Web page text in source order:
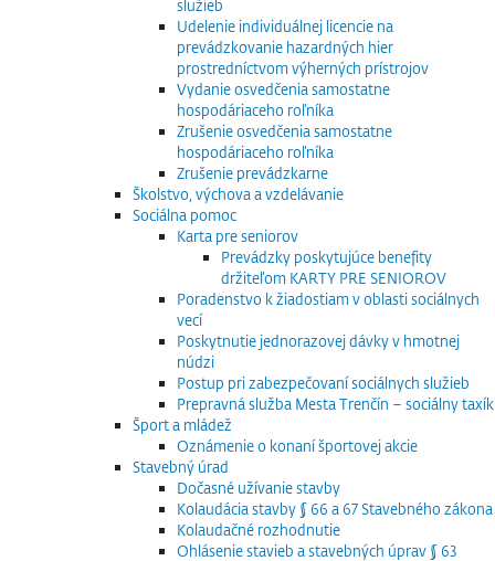
služieb
Udelenie individuálnej licencie na
prevádzkovanie hazardných hier
prostredníctvom výherných prístrojov
Vydanie osvedčenia samostatne
hospodáriaceho roľníka
Zrušenie osvedčenia samostatne
hospodáriaceho roľníka
Zrušenie prevádzkarne
Školstvo, výchova a vzdelávanie
Sociálna pomoc
Karta pre seniorov
Prevádzky poskytujúce benefity
držiteľom KARTY PRE SENIOROV
Poradenstvo k žiadostiam v oblasti sociálnych
vecí
Poskytnutie jednorazovej dávky v hmotnej
núdzi
Postup pri zabezpečovaní sociálnych služieb
Prepravná služba Mesta Trenčín – sociálny taxík
Šport a mládež
Oznámenie o konaní športovej akcie
Stavebný úrad
Dočasné užívanie stavby
Kolaudácia stavby § 66 a 67 Stavebného zákona
Kolaudačné rozhodnutie
Ohlásenie stavieb a stavebných úprav § 63